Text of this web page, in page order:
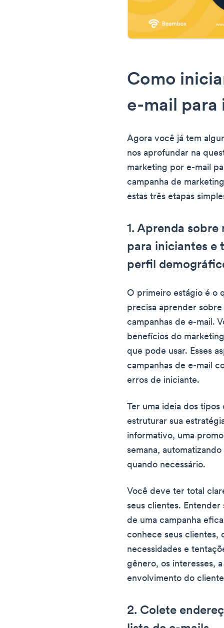
Como
e-mail para
Agora você já tem
nos aprofundar na
marketing por e-mail
campanha de
estas três etapas
1. Aprenda
para iniciantes e
perfil
O primeiro estágio é o
precisa aprender
campanhas de e-mail.
benefícios do
que pode usar. Esses
campanhas de e-mail
erros de iniciante.
Ter uma ideia dos
estruturar sua
informativo, uma
semana,
quando necessário.
Você deve ter total
seus clientes.
de uma campanha
conhece seus clientes,
necessidades e
gênero, os interesses,
envolvimento do
2. Colete